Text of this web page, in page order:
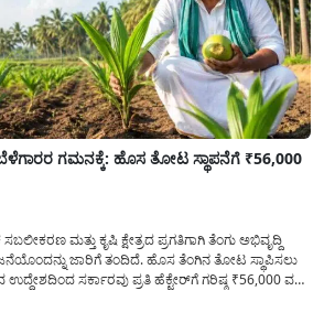
ಗಮನಕ್ಕೆ: ಹೊಸ ತೋಟ ಸ್ಥಾಪನೆಗೆ ₹56,000
ಮತ್ತು ಕೃಷಿ ಕ್ಷೇತ್ರದ ಪ್ರಗತಿಗಾಗಿ ತೆಂಗು ಅಭಿವೃದ್ದಿ
ಜಾರಿಗೆ ತಂದಿದೆ. ಹೊಸ ತೆಂಗಿನ ತೋಟ ಸ್ಥಾಪಿಸಲು
ಸರ್ಕಾರವು ಪ್ರತಿ ಹೆಕ್ಟೇರ್‌ಗೆ ಗರಿಷ್ಠ ₹56,000 ವರೆಗೆ